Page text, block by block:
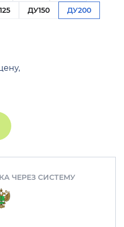
ДУ150
ДУ200
ЧЕРЕЗ СИСТЕМУ